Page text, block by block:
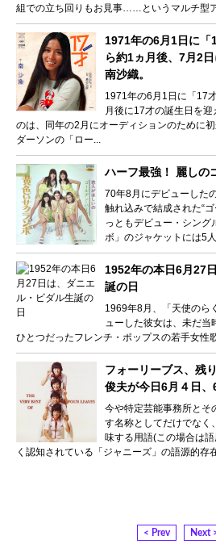
組での立ち回りもお見事……というマルチ型
1971年の6月1日に「
ら約1ヵ月後、7月2
南沙織。
1971年の6月1日に「17
月後に17才の誕生日を迎
のは、同年の2月にオーディションのために
ダーソンの「ロー...
ハーフ最強！ 麗しの
70年8月にデビューした
触れ込みで結成された“
っともデビュー・シング
ボ」のジャケットには5
1952年の本日6月27
誕の日
1969年8月、「天使のら
ューした彼女は、未だ当
ひとつだったフレンチ・ポップスの若手女性
フォーリーブス、残
俊夫が今日6月４日
今や特定芸能事務所とそ
す名称としてだけでなく
味する用語(この場合は
く認知されている「ジャニーズ」の語源的存
< Prev Next